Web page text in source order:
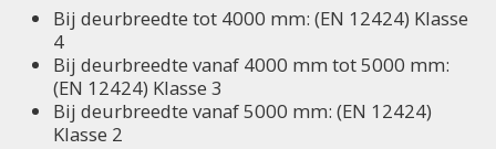
Bij deurbreedte tot 4000 mm: (EN 12424) Klasse
4
Bij deurbreedte vanaf 4000 mm tot 5000 mm:
(EN 12424) Klasse 3
Bij deurbreedte vanaf 5000 mm: (EN 12424)
Klasse 2